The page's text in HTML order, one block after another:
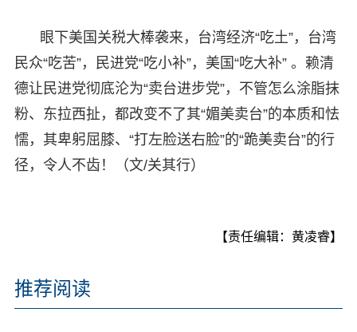
眼下美国关税大棒袭来，台湾经济“吃土”，台湾
民众“吃苦”，民进党“吃小补”，美国“吃大补” 。赖清
德让民进党彻底沦为“卖台进步党”，不管怎么涂脂抹
粉、东拉西扯，都改变不了其“媚美卖台”的本质和怯
懦，其卑躬屈膝、“打左脸送右脸”的“跪美卖台”的行
径，令人不齿！（文/关其行）
【责任编辑：黄凌睿】
推荐阅读